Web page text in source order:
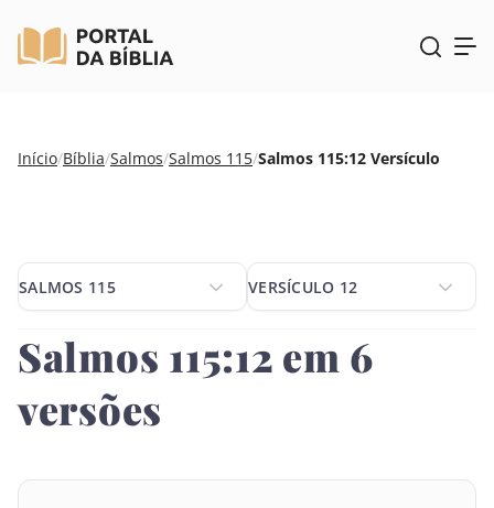
Pular
Início/Bíblia/Salmos/Salmos 115/Salmos 115:12 Versículo
SALMOS 115 VERSÍCULO 12
Salmos 115:12 em 6
versões